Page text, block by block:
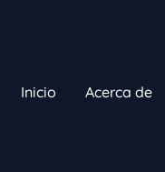
Inicio Acerca de